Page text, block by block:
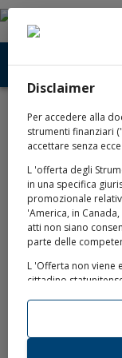
In questa sezione
emissioni di Banca
restanti emissioni
al sito
relations.
RICERCA
Per applicare i
l’opzione
Disclaimer
Per accedere alla
strumenti finanziari ("
accettare senza
L 'offerta degli
in una specifica
promozionale
'America, in
atti non siano
parte delle
L 'Offerta non viene
cittadino
non può essere
saranno registrati